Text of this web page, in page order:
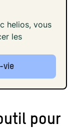
helios, vous
les
vie
pour